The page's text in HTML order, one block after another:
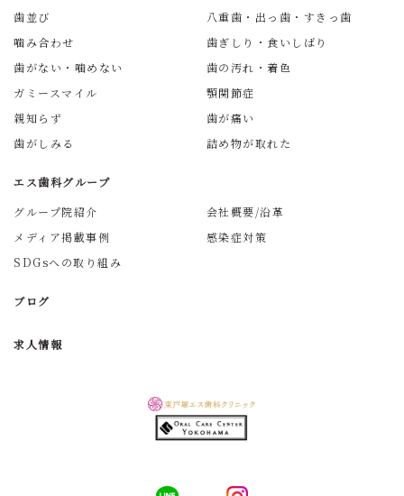
歯並び
八重歯・出っ歯・すきっ歯
噛み合わせ
歯ぎしり・食いしばり
歯がない・噛めない
歯の汚れ・着色
ガミースマイル
顎関節症
親知らず
歯が痛い
歯がしみる
詰め物が取れた
エス歯科グループ
グループ院紹介
会社概要/沿革
メディア掲載事例
感染症対策
SDGsへの取り組み
ブログ
求人情報